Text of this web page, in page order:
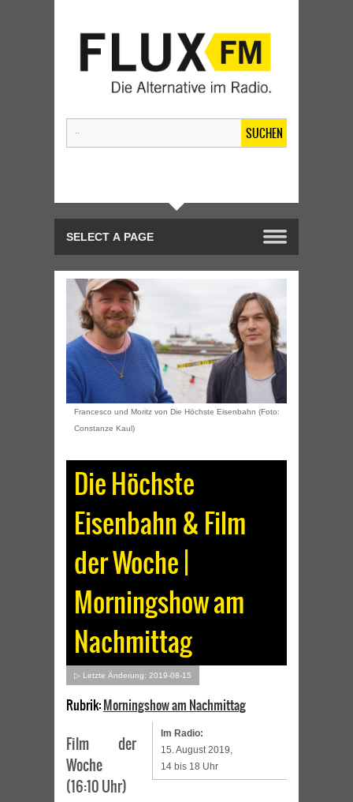
SUCHEN
Francesco und Moritz von Die Höchste Eisenbahn (Foto:
Constanze Kaul)
Die Höchste
Eisenbahn & Film
der Woche |
Morningshow am
Nachmittag
▷ Letzte Änderung: 2019-08-15
Rubrik:Morningshow am Nachmittag
Im Radio:
15. August 2019,
14 bis 18 Uhr
Film der
Woche
(16:10 Uhr)